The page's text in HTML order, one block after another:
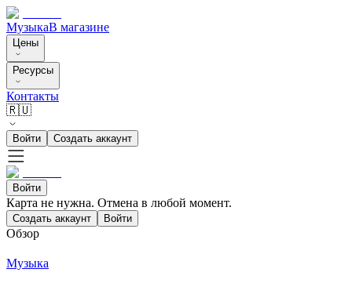
МузыкаВ магазине
Цены
Ресурсы
Контакты
🇷🇺
Войти Создать аккаунт
Войти
Карта не нужна. Отмена в любой момент.
Создать аккаунт Войти
Обзор
Музыка